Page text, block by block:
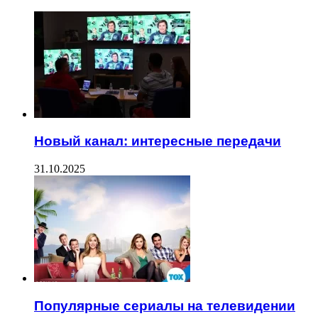
Новый канал: интересные передачи
31.10.2025
Популярные сериалы на телевидении